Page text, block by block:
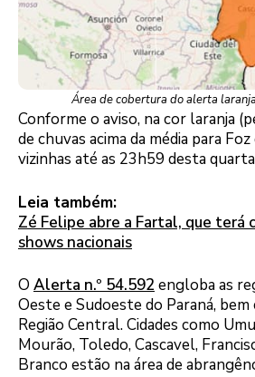
Área de cobertura do alerta
Conforme o aviso, na cor laranja
de chuvas acima da média para
vizinhas até as 23h59 desta
Leia também:
Zé Felipe abre a Fartal, que terá
shows nacionais
O Alerta n.º 54.592 engloba as
Oeste e Sudoeste do Paraná,
Região Central. Cidades como
Mourão, Toledo, Cascavel,
Branco estão na área de